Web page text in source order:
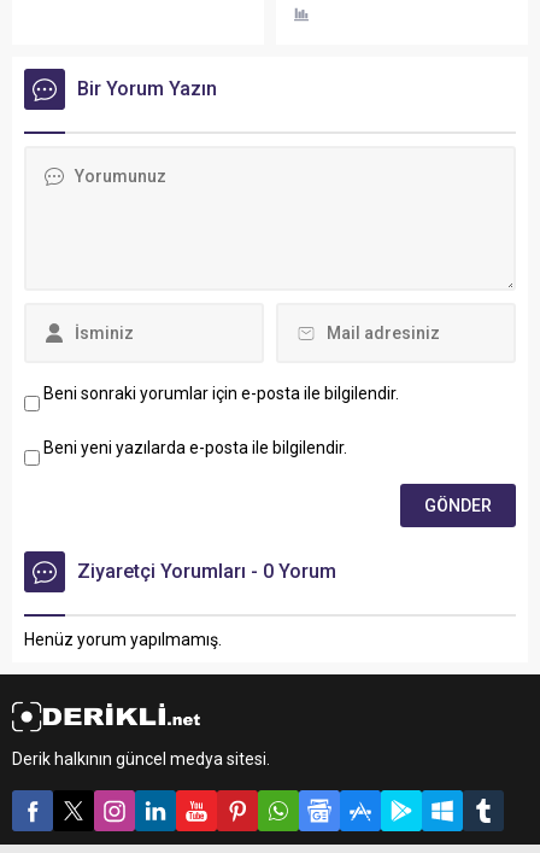
Bir Yorum Yazın
Beni sonraki yorumlar için e-posta ile bilgilendir.
Beni yeni yazılarda e-posta ile bilgilendir.
Ziyaretçi Yorumları - 0 Yorum
Henüz yorum yapılmamış.
Derik halkının güncel medya sitesi.